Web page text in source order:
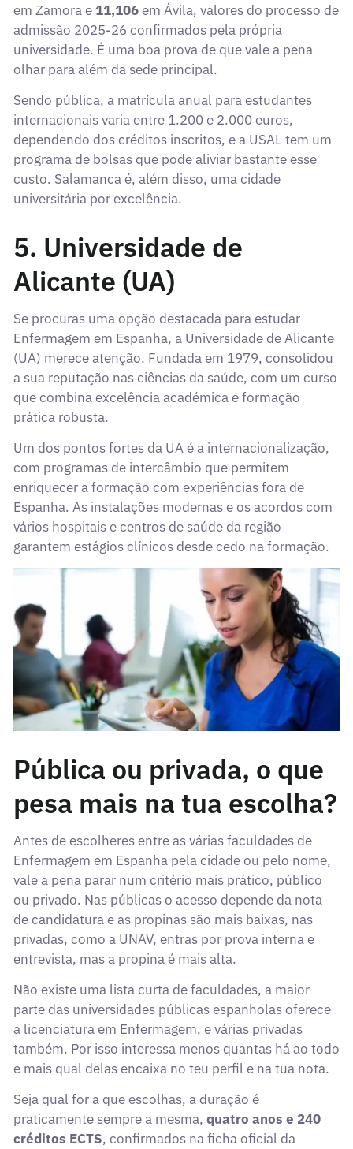
em Zamora e 11,106em Ávila, valores do processo de
admissão 2025-26 confirmados pela própria
universidade. É uma boa prova de que vale a pena
olhar para além da sede principal.
Sendo pública, a matrícula anual para estudantes
internacionais varia entre 1.200 e 2.000 euros,
dependendo dos créditos inscritos, e a USAL tem um
programa de bolsas que pode aliviar bastante esse
custo. Salamanca é, além disso, uma cidade
universitária por excelência.
5. Universidade de
Alicante (UA)
Se procuras uma opção destacada para estudar
Enfermagem em Espanha, a Universidade de Alicante
(UA) merece atenção. Fundada em 1979, consolidou
a sua reputação nas ciências da saúde, com um curso
que combina excelência académica e formação
prática robusta.
Um dos pontos fortes da UA é a internacionalização,
com programas de intercâmbio que permitem
enriquecer a formação com experiências fora de
Espanha. As instalações modernas e os acordos com
vários hospitais e centros de saúde da região
garantem estágios clínicos desde cedo na formação.
Pública ou privada, o que
pesa mais na tua escolha?
Antes de escolheres entre as várias faculdades de
Enfermagem em Espanha pela cidade ou pelo nome,
vale a pena parar num critério mais prático, público
ou privado. Nas públicas o acesso depende da nota
de candidatura e as propinas são mais baixas, nas
privadas, como a UNAV, entras por prova interna e
entrevista, mas a propina é mais alta.
Não existe uma lista curta de faculdades, a maior
parte das universidades públicas espanholas oferece
a licenciatura em Enfermagem, e várias privadas
também. Por isso interessa menos quantas há ao todo
e mais qual delas encaixa no teu perfil e na tua nota.
Seja qual for a que escolhas, a duração é
praticamente sempre a mesma, quatro anos e 240
créditos ECTS, confirmados na ficha oficial da